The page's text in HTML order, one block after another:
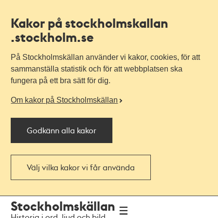
Kakor på stockholmskallan
.stockholm.se
På Stockholmskällan använder vi kakor, cookies, för att
sammanställa statistik och för att webbplatsen ska
fungera på ett bra sätt för dig.
Om kakor på Stockholmskällan
Godkänn alla kakor
Välj vilka kakor vi får använda
navigationen
huvudinnehållet
Stockholmskällan